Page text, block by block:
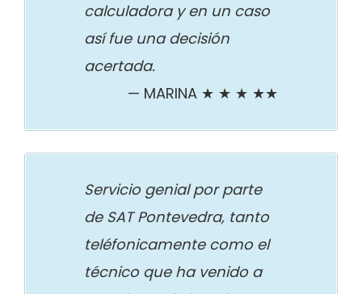
calculadora y en un caso
así fue una decisión
acertada.
MARINA ★ ★ ★ ★★
Servicio genial por parte
de SAT Pontevedra, tanto
teléfonicamente como el
técnico que ha venido a